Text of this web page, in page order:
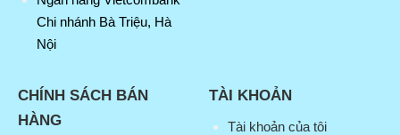
Chi nhánh Bà Triệu, Hà
Nội
CHÍNH SÁCH BÁN
HÀNG
TÀI KHOẢN
Tài khoản của tôi